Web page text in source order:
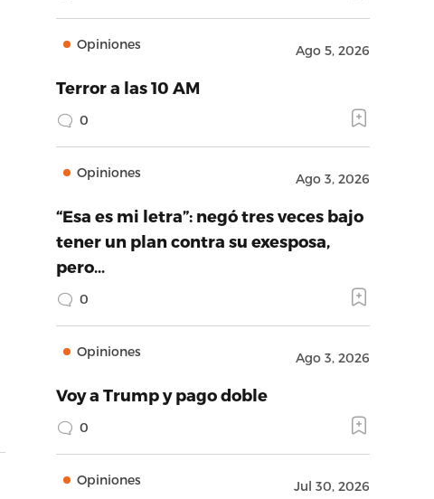
Opiniones Ago 5, 2026
Terror a las 10 AM
0
Opiniones Ago 3, 2026
“Esa es mi letra”: negó tres veces bajo
tener un plan contra su exesposa,
pero…
0
Opiniones Ago 3, 2026
Voy a Trump y pago doble
0
Opiniones Jul 30, 2026